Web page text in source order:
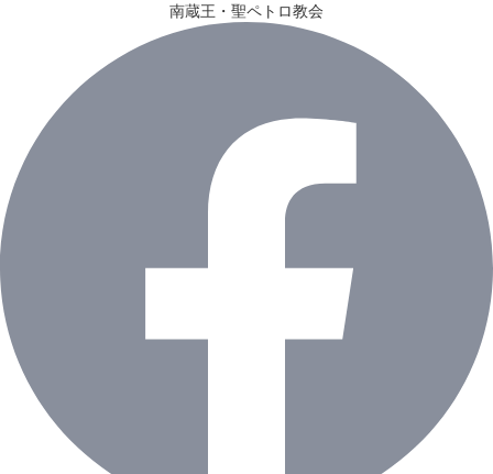
南蔵王・聖ペトロ教会